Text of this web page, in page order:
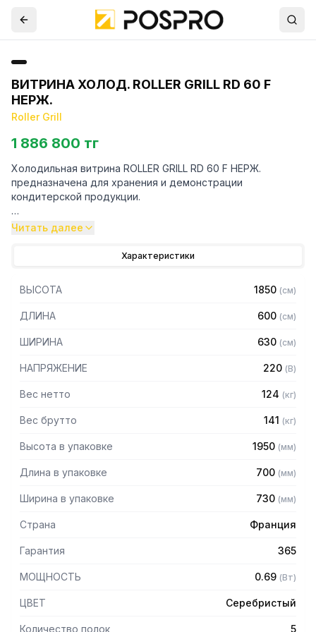
ВИТРИНА ХОЛОД. ROLLER GRILL RD 60 F
НЕРЖ.
Roller Grill
1 886 800 тг
Холодильная витрина ROLLER GRILL RD 60 F НЕРЖ.
предназначена для хранения и демонстрации
кондитерской продукции.
Особенности:
— Испаритель, расположенный в верхней части,
обеспечивает однородный холод по всему внутреннему
объему
— Электронный термостат обеспечивает
— Стенки с двойным стеклопакетом
— Компрессор Tecumseh (Франция)
— Выпускается в 2-х цветах: нержавеющая сталь или
Читать далее
Характеристики
ВЫСОТА 1850 (см)
ДЛИНА 600 (см)
ШИРИНА 630 (см)
НАПРЯЖЕНИЕ 220 (В)
Вес нетто 124 (кг)
Вес брутто 141 (кг)
Высота в упаковке 1950 (мм)
Длина в упаковке 700 (мм)
Ширина в упаковке 730 (мм)
Страна Франция
Гарантия 365
МОЩНОСТЬ 0.69 (Вт)
ЦВЕТ Серебристый
Количество полок 5